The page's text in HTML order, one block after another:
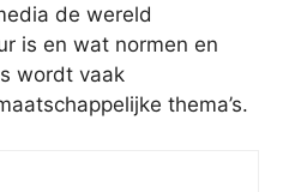
de wereld
is en wat normen en
wordt vaak
thema’s.